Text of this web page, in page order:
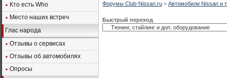
Кто есть Who
Место наших встреч
Глас народа
Отзывы о сервисах
Отзывы об автомобилях
Опросы
Форумы Club-Nissan.ru > Автомобили Nissan и
Быстрый переход